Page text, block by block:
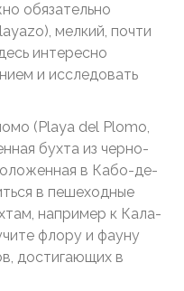
обязательно
мелкий, почти
интересно
и исследовать
(Playa del Plomo,
бухта из черно-
в Кабо-де-
в пешеходные
например к Кала-
флору и фауну
достигающих в